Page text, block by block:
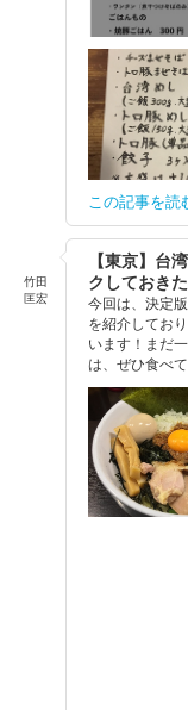
この記事を読
竹田
匡宏
【東京】台
クしておき
今回は、決定
を紹介してお
います！まだ
は、ぜひ食べ